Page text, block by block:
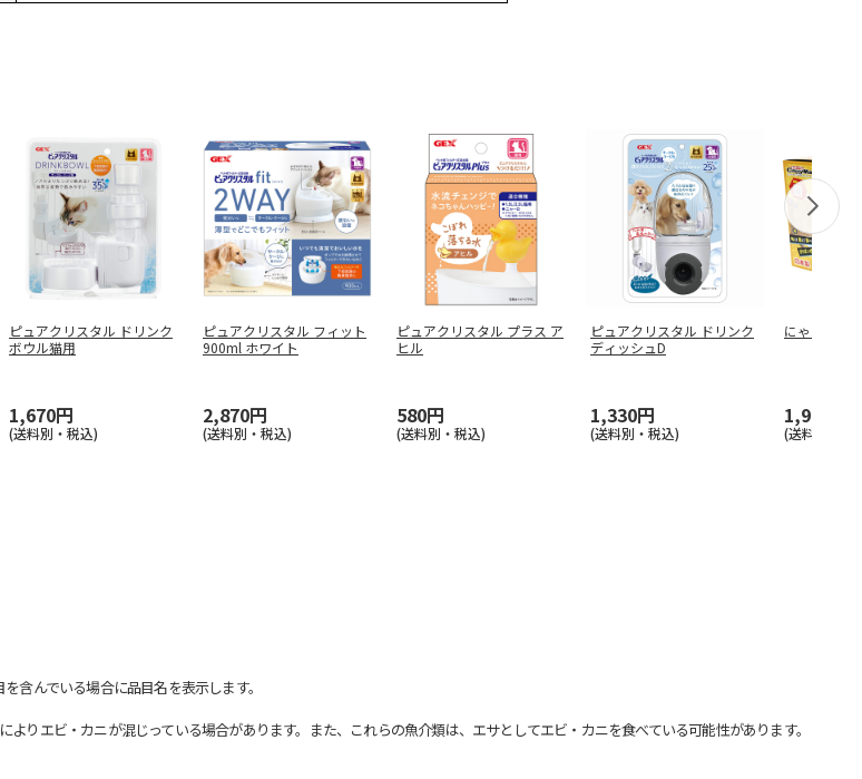
ピュアクリスタル ドリンク
ボウル猫用
1,670円
(送料別・税込)
ピュアクリスタル フィット
900ml ホワイト
2,870円
(送料別・税込)
ピュアクリスタル プラス ア
ヒル
580円
(送料別・税込)
ピュアクリスタル ドリンク
ディッシュD
1,330円
(送料別・税込)
にゃんこの
1,910円
(送料別・税
含んでいる場合に品目名を表示します。
エビ・カニが混じっている場合があります。また、これらの魚介類は、エサとしてエビ・カニを食べている可能性があります。